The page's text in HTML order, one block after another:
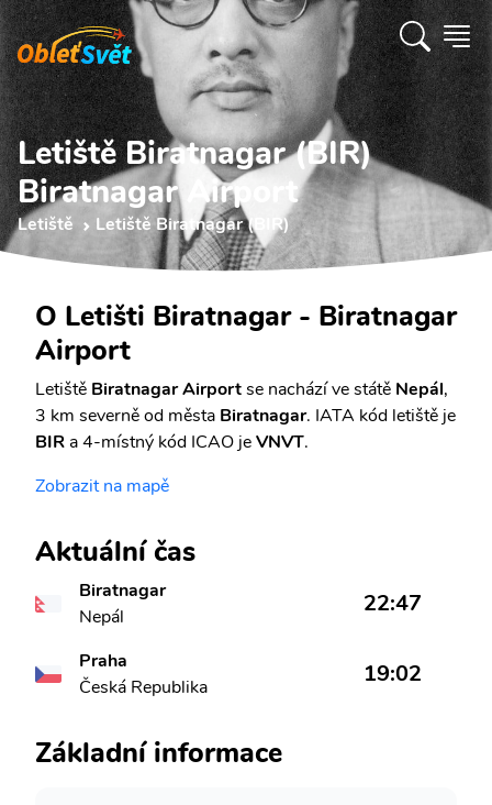
Letiště Biratnagar (BIR)
Biratnagar Airport
Letiště Letiště Biratnagar (BIR)
O Letišti Biratnagar - Biratnagar
Airport
Letiště Biratnagar Airportse nachází ve státě Nepál,
3 km severně od města Biratnagar. IATA kód letiště je
BIR a 4-místný kód ICAO jeVNVT.
Zobrazit na mapě
Aktuální čas
Biratnagar
Nepál
22:47
Praha
Česká Republika
19:02
Základní informace